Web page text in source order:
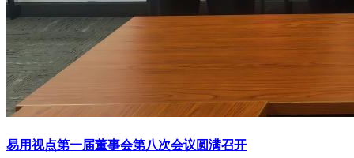
易用视点第一届董事会第八次会议圆满召开